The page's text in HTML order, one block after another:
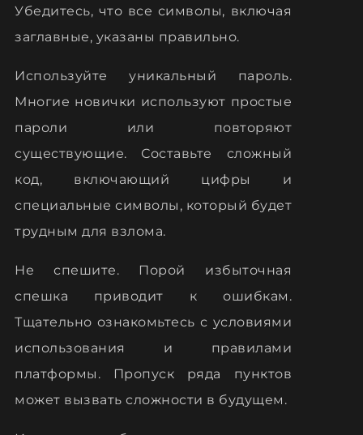
Убедитесь, что все символы, включая
заглавные, указаны правильно.
Используйте уникальный пароль.
Многие новички используют простые
пароли или повторяют
существующие. Составьте сложный
код, включающий цифры и
специальные символы, который будет
трудным для взлома.
Не спешите. Порой избыточная
спешка приводит к ошибкам.
Тщательно ознакомьтесь с условиями
использования и правилами
платформы. Пропуск ряда пунктов
может вызвать сложности в будущем.